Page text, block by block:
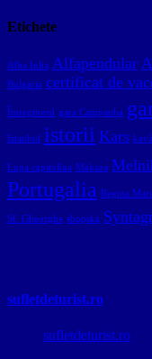
Etichete
Alba Iulia Alfapendular
Bulgaria certificat de
Întregitorul gara Campanha
Istanbul istorii Kars
Lupa capitolina Makaza
Portugalia Regina
Sf. Gheorghe shopska
sufletdeturist.ro
sufletdeturist.ro